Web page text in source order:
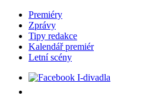
Premiéry
Zprávy
Tipy redakce
Kalendář premiér
Letní scény